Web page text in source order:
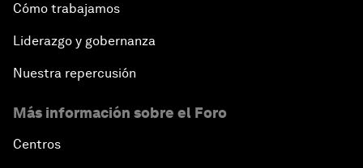
Cómo trabajamos
Liderazgo y gobernanza
Nuestra repercusión
Más información sobre el Foro
Centros